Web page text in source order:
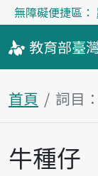
無障礙便捷區：
教育部臺
首頁 詞目
主內容區塊
牛種仔